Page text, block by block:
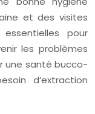
et des visites
pour
les problèmes
une santé bucco-
d’extraction